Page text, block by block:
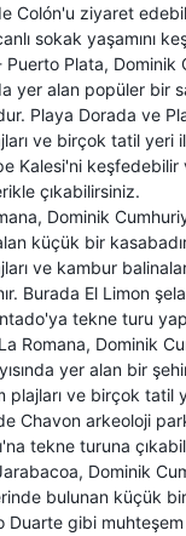
Colón'u ziyaret
sokak yaşamını
Puerto Plata, Dominik
yer alan popüler bir
Playa Dorada ve
ve birçok tatil yeri
Kalesi'ni
çıkabilirsiniz.
Dominik
küçük bir
ve kambur
Burada El Limon
tekne turu
Romana, Dominik
yer alan bir
ve birçok tatil
Chavon arkeoloji
tekne turuna
Dominik
bulunan küçük
Duarte gibi